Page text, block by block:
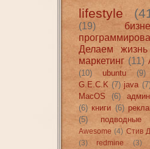
lifestyle
(19)
Делаем
маркетинг (11)
(10)
ubuntu (9)
G.E.C.K (7) java
MacOS
(6)
(6) книги (6)
(5)
подводные
Awesome (4) Стив
(3)
redmine (3)